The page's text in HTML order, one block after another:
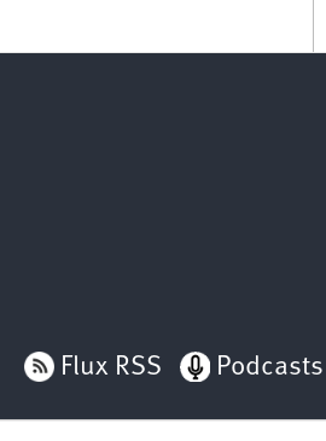
Flux RSS Podcasts